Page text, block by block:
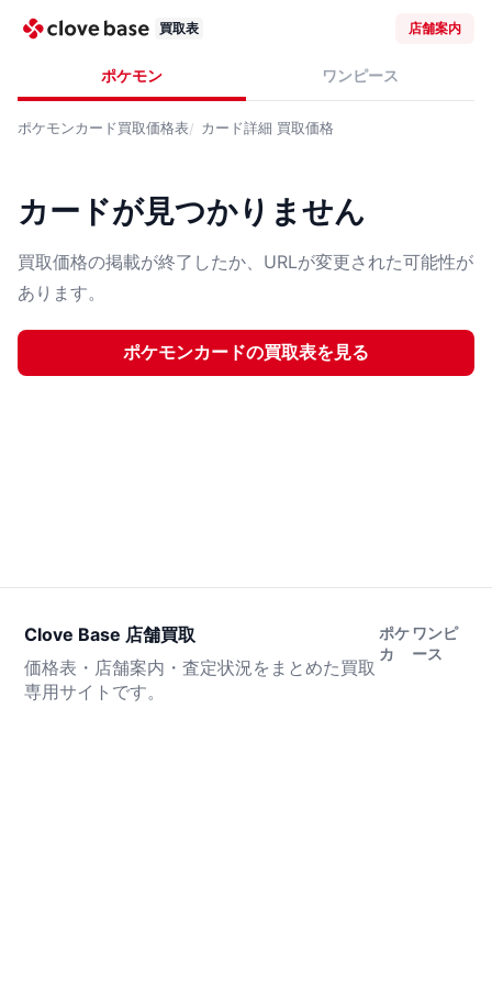
買取表 店舗案内
ポケモン ワンピース
ポケモンカード買取価格表 カード詳細 買取価格
カードが見つかりません
買取価格の掲載が終了したか、URLが変更された可能性が
あります。
ポケモンカードの買取表を見る
Clove Base 店舗買取
価格表・店舗案内・査定状況をまとめた買取
専用サイトです。
ポケ
カ
ワンピ
ース